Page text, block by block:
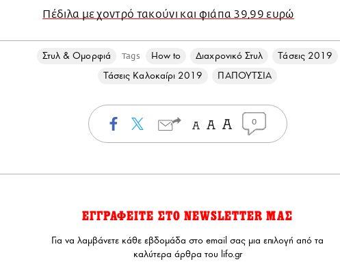
Πέδιλα με χοντρό τακούνι και φιάπα 39,99 ευρώ
Στυλ & Ομορφιά Tags How to Διαχρονικό Στυλ
Τάσεις 2019
Τάσεις Καλοκαίρι 2019
ΠΑΠΟΥΤΣΙΑ
0
ΕΓΓΡΑΦΕΙΤΕ ΣΤΟ NEWSLETTER ΜΑΣ
Για να λαμβάνετε κάθε εβδομάδα στο email σας μια επιλογή από τα
καλύτερα άρθρα του lifo.gr